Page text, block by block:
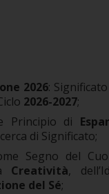
2026:
2026-2027;
Principio di
di Significato;
Segno del
Creatività,
del Sé;